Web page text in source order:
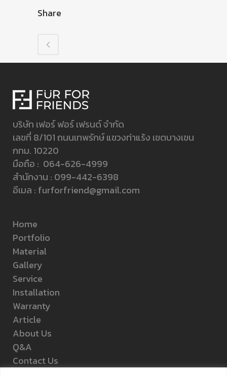
Share
บริษัท เฟอร์ ฟอร์ เฟรนด์ จำกัด
เลขที่ 8/101 ถนนเทพรักษ์ แขวงท่าแร้ง เขตบางเขน
กทม. 10220
มือถือ : 064-626-4999
สำนักงาน : 099-442-6398
อีเมล : furforfriend@gmail.com
Home
Portfolio
Material
Gallery
Service
Installation
Warranty
Article
About Us
Q&A
Contact Us